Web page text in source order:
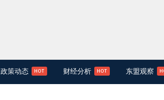
政策动态 财经分析 东盟观察